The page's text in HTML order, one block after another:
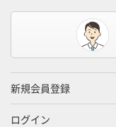
新規会員登録
ログイン